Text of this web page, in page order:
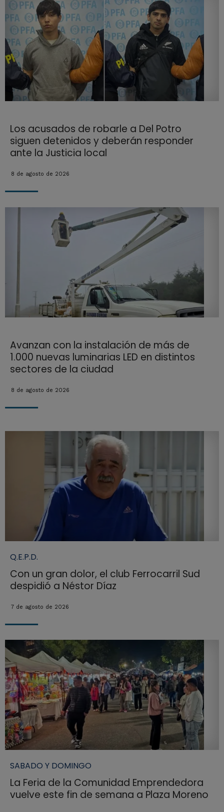
Los acusados de robarle a Del Potro
siguen detenidos y deberán responder
ante la Justicia local
8 de agosto de 2026
Avanzan con la instalación de más de
1.000 nuevas luminarias LED en distintos
sectores de la ciudad
8 de agosto de 2026
Q.E.P.D.
Con un gran dolor, el club Ferrocarril Sud
despidió a Néstor Díaz
7 de agosto de 2026
SABADO Y DOMINGO
La Feria de la Comunidad Emprendedora
vuelve este fin de semana a Plaza Moreno